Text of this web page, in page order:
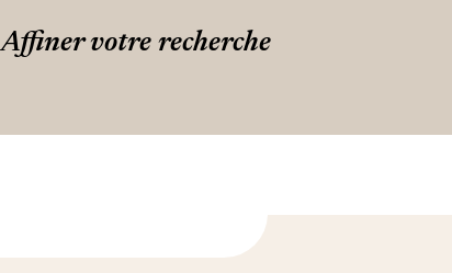
Affiner votre recherche